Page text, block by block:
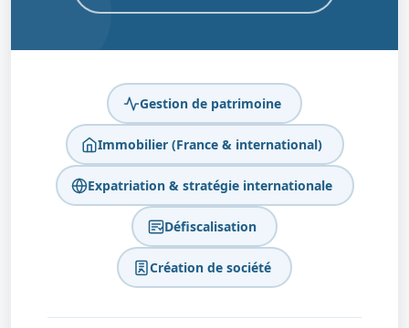
Gestion de patrimoine
Immobilier (France & international)
Expatriation & stratégie internationale
Défiscalisation
Création de société